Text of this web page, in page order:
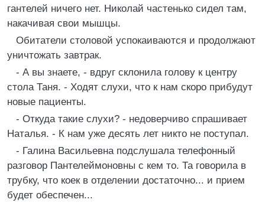
гантелей ничего нет. Николай частенько сидел там,
накачивая свои мышцы.
Обитатели столовой успокаиваются и продолжают
уничтожать завтрак.
- А вы знаете, - вдруг склонила голову к центру
стола Таня. - Ходят слухи, что к нам скоро прибудут
новые пациенты.
- Откуда такие слухи? - недоверчиво спрашивает
Наталья. - К нам уже десять лет никто не поступал.
- Галина Васильевна подслушала телефонный
разговор Пантелеймоновны с кем то. Та говорила в
трубку, что коек в отделении достаточно... и прием
будет обеспечен...